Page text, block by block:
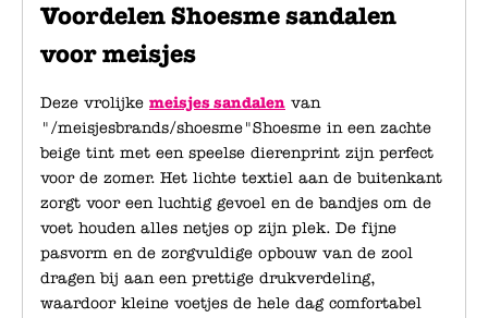
Voordelen Shoesme sandalen
voor meisjes
Deze vrolijke meisjes sandalen van
"/meisjesbrands/shoesme"Shoesme in een zachte
beige tint met een speelse dierenprint zijn perfect
voor de zomer. Het lichte textiel aan de buitenkant
zorgt voor een luchtig gevoel en de bandjes om de
voet houden alles netjes op zijn plek. De fijne
pasvorm en de zorgvuldige opbouw van de zool
dragen bij aan een prettige drukverdeling,
waardoor kleine voetjes de hele dag comfortabel